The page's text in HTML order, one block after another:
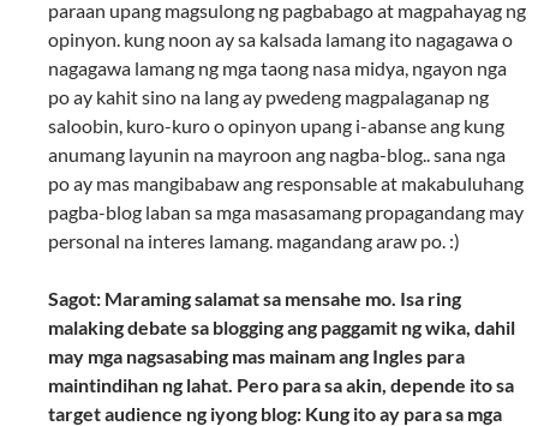
paraan upang magsulong ng pagbabago at magpahayag ng
opinyon. kung noon ay sa kalsada lamang ito nagagawa o
nagagawa lamang ng mga taong nasa midya, ngayon nga
po ay kahit sino na lang ay pwedeng magpalaganap ng
saloobin, kuro-kuro o opinyon upang i-abanse ang kung
anumang layunin na mayroon ang nagba-blog.. sana nga
po ay mas mangibabaw ang responsable at makabuluhang
pagba-blog laban sa mga masasamang propagandang may
personal na interes lamang. magandang araw po. :)
Sagot: Maraming salamat sa mensahe mo. Isa ring
malaking debate sa blogging ang paggamit ng wika, dahil
may mga nagsasabing mas mainam ang Ingles para
maintindihan ng lahat. Pero para sa akin, depende ito sa
target audience ng iyong blog: Kung ito ay para sa mga